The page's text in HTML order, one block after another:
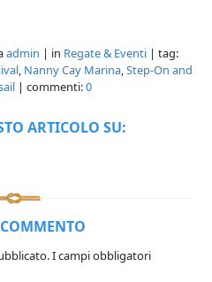
admin | in Regate & Eventi | tag:
, Nanny Cay Marina,Step-On and
| commenti:0
ARTICOLO SU:
I campi obbligatori